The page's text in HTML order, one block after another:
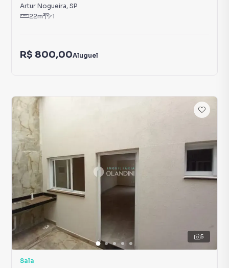
Artur Nogueira, SP
22m² 1
R$ 800,00Aluguel
5
Sala